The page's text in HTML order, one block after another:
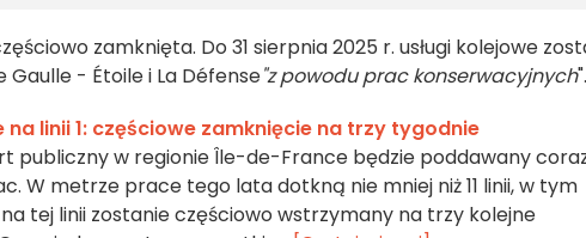
zamknięta. Do 31 sierpnia 2025 r. usługi kolejowe
- Étoile i La Défense"z powodu prac konserwacyjnych".
linii 1: częściowe zamknięcie na trzy tygodnie
publiczny w regionie Île-de-France będzie poddawany
W metrze prace tego lata dotkną nie mniej niż 11 linii, w tym
na tej linii zostanie częściowo wstrzymany na trzy kolejne